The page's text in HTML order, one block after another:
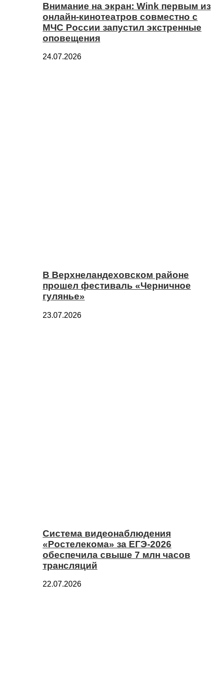
Внимание на экран: Wink первым из
онлайн-кинотеатров совместно с
МЧС России запустил экстренные
оповещения
24.07.2026
В Верхнеландеховском районе
прошел фестиваль «Черничное
гулянье»
23.07.2026
Система видеонаблюдения
«Ростелекома» за ЕГЭ-2026
обеспечила свыше 7 млн часов
трансляций
22.07.2026